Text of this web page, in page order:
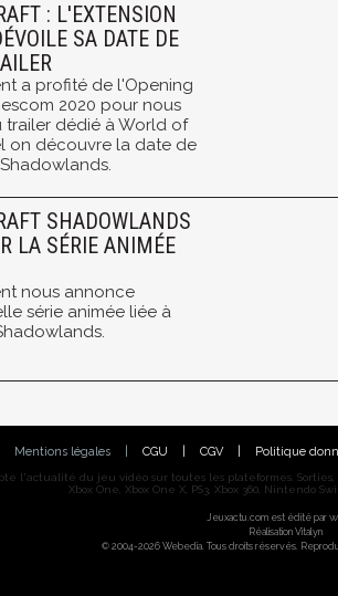
: L'EXTENSION
SA DATE DE
a profité de l'Opening
2020 pour nous
trailer dédié à World of
on découvre la date de
SHADOWLANDS
LA SÉRIE ANIMÉE
nous annonce
série animée liée à
Mentions légales CGU CGV Politique
l'actualité du jeu vidéo sur toutes les plateformes. Sorties,
Xbox One, Xbox One X, PS3, Xbox 360, Nintendo
Jeuxactu.com est édité par
Réalisation Vitalyn
© 2004-2026 Webedia. Tous droits réservés.